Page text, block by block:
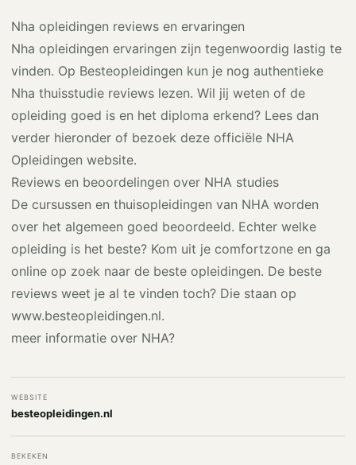
Nha opleidingen reviews en ervaringen
Nha opleidingen ervaringen zijn tegenwoordig lastig te
vinden. Op Besteopleidingen kun je nog authentieke
Nha thuisstudie reviews lezen. Wil jij weten of de
opleiding goed is en het diploma erkend? Lees dan
verder hieronder of bezoek deze officiële NHA
Opleidingen website.
Reviews en beoordelingen over NHA studies
De cursussen en thuisopleidingen van NHA worden
over het algemeen goed beoordeeld. Echter welke
opleiding is het beste? Kom uit je comfortzone en ga
online op zoek naar de beste opleidingen. De beste
reviews weet je al te vinden toch? Die staan op
www.besteopleidingen.nl.
meer informatie over NHA?
WEBSITE
besteopleidingen.nl
BEKEKEN